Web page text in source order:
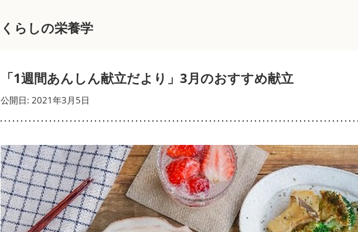
くらしの栄養学
「1週間あんしん献立だより」3月のおすすめ献立
公開日: 2021年3月5日